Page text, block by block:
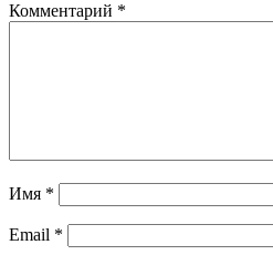
Комментарий *
Имя *
Email *